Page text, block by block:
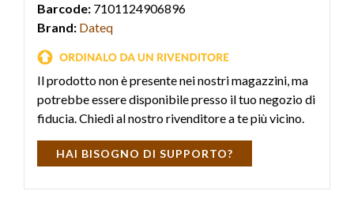
Barcode: 7101124906896
Brand: Dateq
Il prodotto non è presente nei nostri magazzini, ma
potrebbe essere disponibile presso il tuo negozio di
fiducia. Chiedi al nostro rivenditore a te più vicino.
HAI BISOGNO DI SUPPORTO?